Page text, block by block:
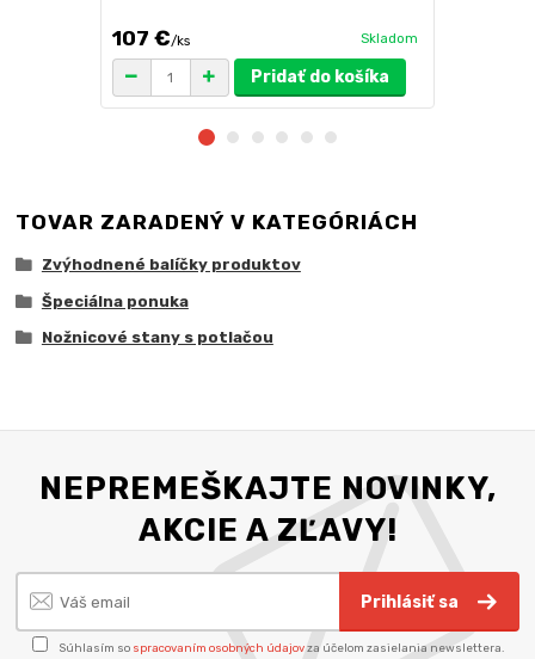
107 €/ks Skladom
Pridať do košíka
TOVAR ZARADENÝ V KATEGÓRIÁCH
Zvýhodnené balíčky produktov
Špeciálna ponuka
Nožnicové stany s potlačou
NEPREMEŠKAJTE NOVINKY,
AKCIE A ZĽAVY!
Prihlásiť sa
Súhlasím so spracovaním osobných údajovza účelom zasielania newslettera.